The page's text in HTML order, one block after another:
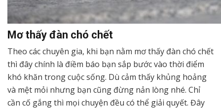
Mơ thấy đàn chó chết
Theo các chuyên gia, khi bạn nằm mơ thấy đàn chó chết
thì đây chính là điềm báo bạn sắp bước vào thời điểm
khó khăn trong cuộc sống. Dù cảm thấy khủng hoảng
và mệt mỏi nhưng bạn cũng đừng nản lòng nhé. Chỉ
cần cố gắng thì mọi chuyện đều có thể giải quyết. Đây